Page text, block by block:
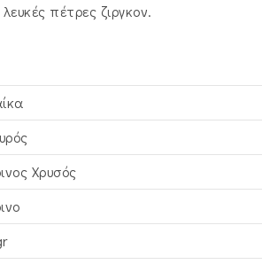
πέτρες ζιργκον.
Xρυσός